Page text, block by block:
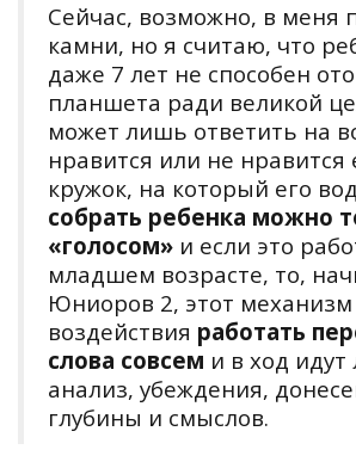
Сейчас, возможно, в меня
камни, но я считаю, что
даже 7 лет не способен
планшета ради великой
может лишь ответить на
нравится или не нравится
кружок, на который его
собрать ребенка можно
«голосом» и если это
младшем возрасте, то,
Юниоров 2, этот механизм
воздействия работать
слова совсем и в ход
анализ, убеждения,
глубины и смыслов.